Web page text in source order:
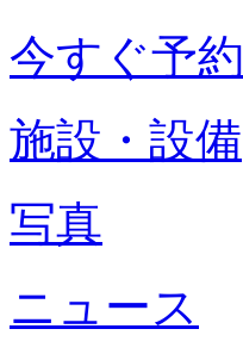
今すぐ予約
施設・設備
写真
ニュース